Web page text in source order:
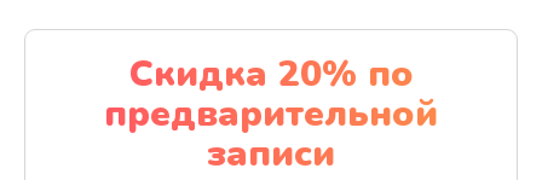
Замена материнской платы
1100 руб.
Заказать
Скидка 20% по
предварительной
записи